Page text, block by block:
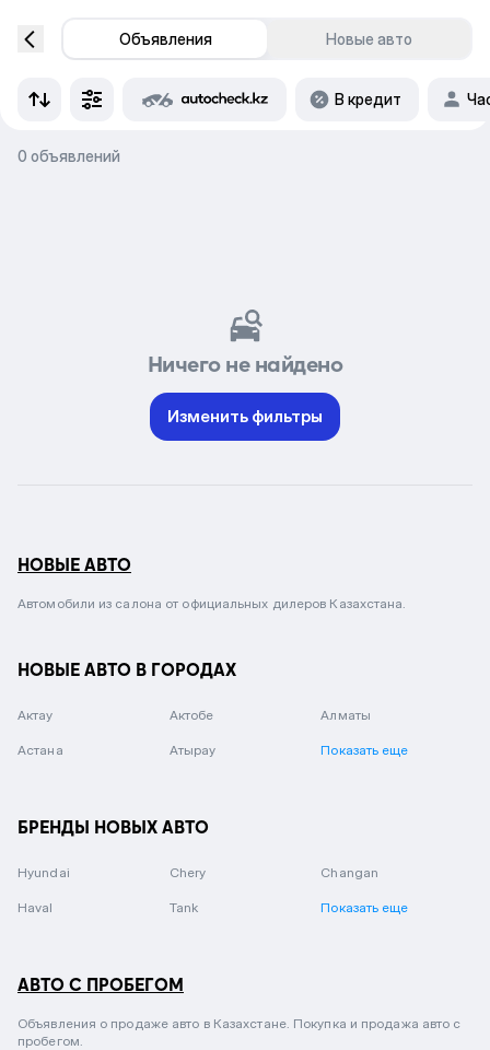
Объявления Новые авто
В кредит
0 объявлений
Ничего не найдено
Изменить фильтры
НОВЫЕ АВТО
Автомобили из салона от официальных дилеров Казахстана.
НОВЫЕ АВТО В ГОРОДАХ
Актау Актобе Алматы
Астана Атырау Показать еще
БРЕНДЫ НОВЫХ АВТО
Hyundai Chery Changan
Haval Tank Показать еще
АВТО С ПРОБЕГОМ
Объявления о продаже авто в Казахстане. Покупка и продажа авто с
пробегом.